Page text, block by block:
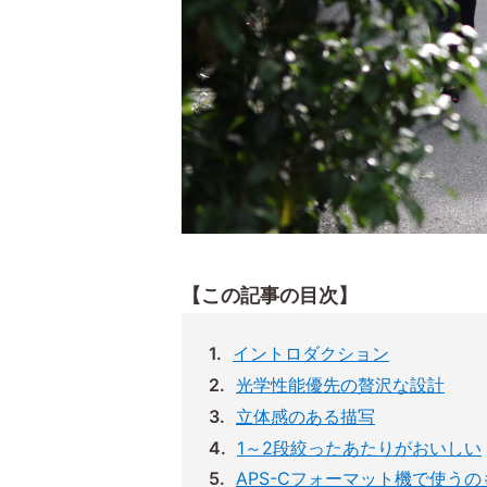
【この記事の目次】
イントロダクション
光学性能優先の贅沢な設計
立体感のある描写
1～2段絞ったあたりがおいしい
APS-Cフォーマット機で使うの